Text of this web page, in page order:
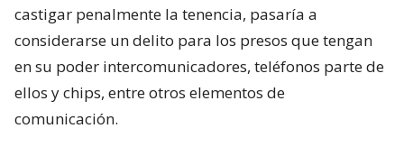
castigar penalmente la tenencia, pasaría a
considerarse un delito para los presos que tengan
en su poder intercomunicadores, teléfonos parte de
ellos y chips, entre otros elementos de
comunicación.